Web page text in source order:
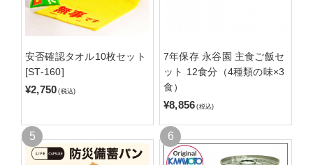
安否確認タオル10枚セット
[ST-160]
¥2,750 (税込)
7年保存 永谷園 主食ご飯セ
ット 12食分（4種類の味×3
食）
¥8,856 (税込)